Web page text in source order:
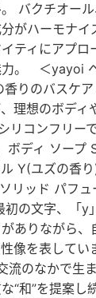
バクチオー
がハーモナイ
ティにアプロ
力。 ＜yayoi
りのバスケ
理想のボディ
リコンフリー
ボディ ソープ
Y(ユズの香
リッド パフ
の文字、「y
ありながら、
像を表してい
流のなかで生
“和”を提案し